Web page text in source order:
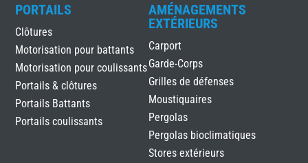
PORTAILS
Clôtures
Motorisation pour battants
Motorisation pour coulissants
Portails & clôtures
Portails Battants
Portails coulissants
AMÉNAGEMENTS
EXTÉRIEURS
Carport
Garde-Corps
Grilles de défenses
Moustiquaires
Pergolas
Pergolas bioclimatiques
Stores extérieurs